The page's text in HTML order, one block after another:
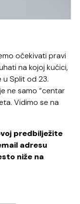
očekivati pravi
na kojoj kućici,
Split od 23.
ne samo “centar
Vidimo se na
predbilježite
adresu
niže na